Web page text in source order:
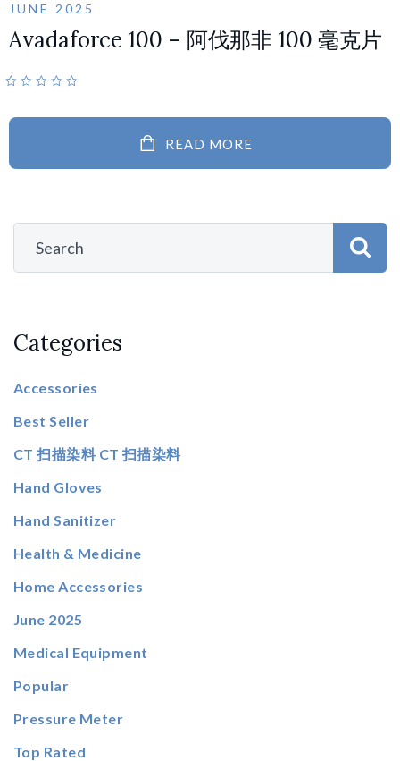
JUNE 2025
Avadaforce 100 – 阿伐那非 100 毫克片
READ MORE
Categories
Accessories
Best Seller
CT 扫描染料 CT 扫描染料
Hand Gloves
Hand Sanitizer
Health & Medicine
Home Accessories
June 2025
Medical Equipment
Popular
Pressure Meter
Top Rated